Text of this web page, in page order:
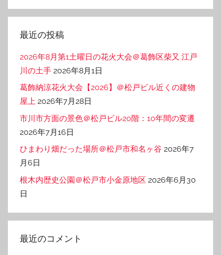
ゴ
リ
最近の投稿
2026年8月第1土曜日の花火大会＠葛飾区柴又 江戸
川の土手 2026年8月1日
葛飾納涼花火大会【2026】＠松戸ビル近くの建物
屋上 2026年7月28日
市川市方面の景色＠松戸ビル20階：10年間の変遷
2026年7月16日
ひまわり畑だった場所＠松戸市和名ヶ谷 2026年7
月6日
根木内歴史公園＠松戸市小金原地区 2026年6月30
日
最近のコメント